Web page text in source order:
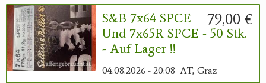
79,00 €
S&B 7x64 SPCE
Und 7x65R SPCE - 50 Stk.
- Auf Lager !!
04.08.2026 - 20:08 AT, Graz